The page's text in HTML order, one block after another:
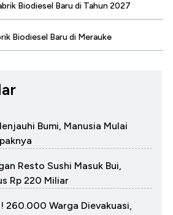
Biodiesel Baru di Tahun 2027
Biodiesel Baru di Merauke
Bumi, Manusia Mulai
Resto Sushi Masuk Bui,
Rp 220 Miliar
260.000 Warga Dievakuasi,